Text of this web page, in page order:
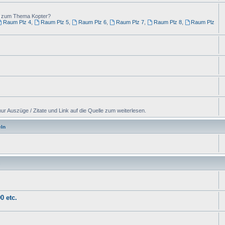
Thema Kopter?
Raum Plz 4 Raum Plz 5 Raum Plz 6, Raum Plz 7, Raum Plz 8,
Raum Plz
Auszüge / Zitate und Link auf die Quelle zum weiterlesen.
etc.